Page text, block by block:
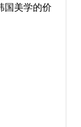
国美学的价